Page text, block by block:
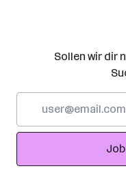
Sollen wir dir
Adresse